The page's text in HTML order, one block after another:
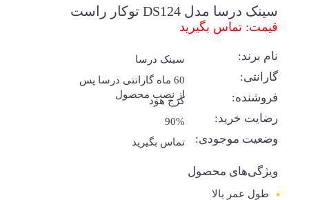
سینک درسا مدل DS124 توکار راست
قیمت: تماس بگیرید
نام برند: سینک درسا
گارانتی:
60 ماه گارانتی درسا پس
از نصب محصول
فروشنده: کرج هود
رضایت خرید: 90%
وضعیت موجودی: تماس بگیرید
ویژگی‌های محصول
طول عمر بالا